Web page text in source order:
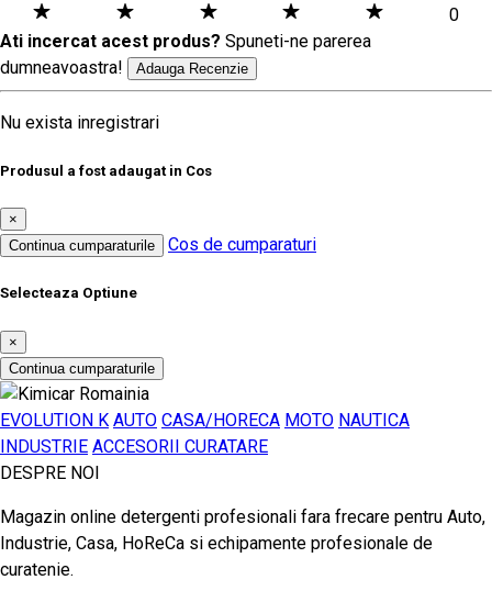
0
Ati incercat acest produs? Spuneti-ne parerea
dumneavoastra!
Adauga Recenzie
Nu exista inregistrari
Produsul a fost adaugat in Cos
×
Continua cumparaturile
Cos de cumparaturi
Selecteaza Optiune
×
Continua cumparaturile
EVOLUTION K AUTO CASA/HORECA MOTO NAUTICA
INDUSTRIE ACCESORII CURATARE
DESPRE NOI
Magazin online detergenti profesionali fara frecare pentru Auto,
Industrie, Casa, HoReCa si echipamente profesionale de
curatenie.